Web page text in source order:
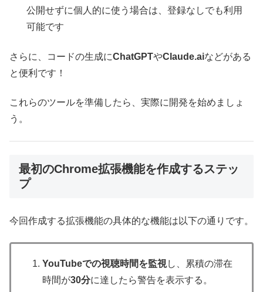
公開せずに個人的に使う場合は、登録なしでも利用
可能です
さらに、コードの生成にChatGPTやClaude.aiなどがある
と便利です！
これらのツールを準備したら、実際に開発を始めましょ
う。
最初のChrome拡張機能を作成するステッ
プ
今回作成する拡張機能の具体的な機能は以下の通りです。
YouTubeでの視聴時間を監視し、累積の滞在
時間が30分に達したら警告を表示する。